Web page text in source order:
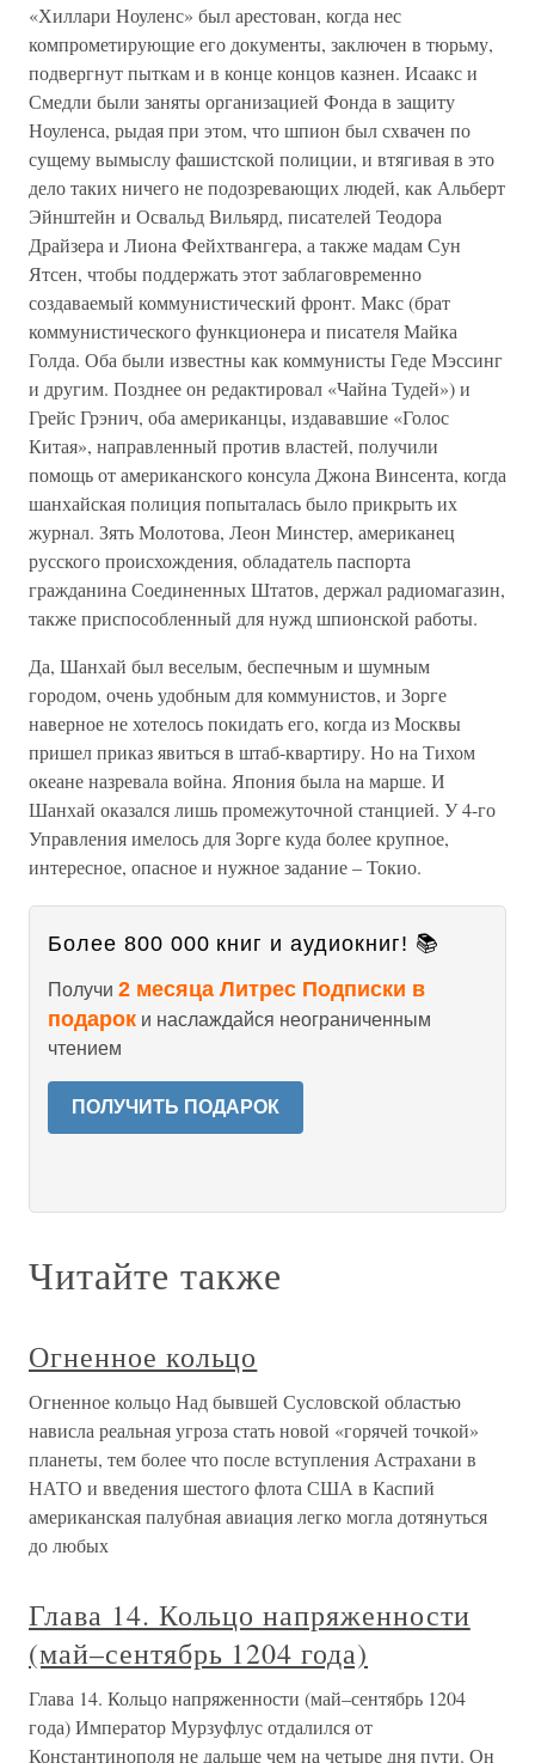
«Хиллари Ноуленс» был арестован, когда нес
компрометирующие его документы, заключен в тюрьму,
подвергнут пыткам и в конце концов казнен. Исаакс и
Смедли были заняты организацией Фонда в защиту
Ноуленса, рыдая при этом, что шпион был схвачен по
сущему вымыслу фашистской полиции, и втягивая в это
дело таких ничего не подозревающих людей, как Альберт
Эйнштейн и Освальд Вильярд, писателей Теодора
Драйзера и Лиона Фейхтвангера, а также мадам Сун
Ятсен, чтобы поддержать этот заблаговременно
создаваемый коммунистический фронт. Макс (брат
коммунистического функционера и писателя Майка
Голда. Оба были известны как коммунисты Геде Мэссинг
и другим. Позднее он редактировал «Чайна Тудей») и
Грейс Грэнич, оба американцы, издававшие «Голос
Китая», направленный против властей, получили
помощь от американского консула Джона Винсента, когда
шанхайская полиция попыталась было прикрыть их
журнал. Зять Молотова, Леон Минстер, американец
русского происхождения, обладатель паспорта
гражданина Соединенных Штатов, держал радиомагазин,
также приспособленный для нужд шпионской работы.
Да, Шанхай был веселым, беспечным и шумным
городом, очень удобным для коммунистов, и Зорге
наверное не хотелось покидать его, когда из Москвы
пришел приказ явиться в штаб-квартиру. Но на Тихом
океане назревала война. Япония была на марше. И
Шанхай оказался лишь промежуточной станцией. У 4-го
Управления имелось для Зорге куда более крупное,
интересное, опасное и нужное задание – Токио.
Более 800 000 книг и аудиокниг! 📚
Получи 2 месяца Литрес Подписки в
подарок и наслаждайся неограниченным
чтением
ПОЛУЧИТЬ ПОДАРОК
Читайте также
Огненное кольцо
Огненное кольцо Над бывшей Сусловской областью
нависла реальная угроза стать новой «горячей точкой»
планеты, тем более что после вступления Астрахани в
НАТО и введения шестого флота США в Каспий
американская палубная авиация легко могла дотянуться
до любых
Глава 14. Кольцо напряженности
(май–сентябрь 1204 года)
Глава 14. Кольцо напряженности (май–сентябрь 1204
года) Император Мурзуфлус отдалился от
Константинополя не дальше чем на четыре дня пути. Он